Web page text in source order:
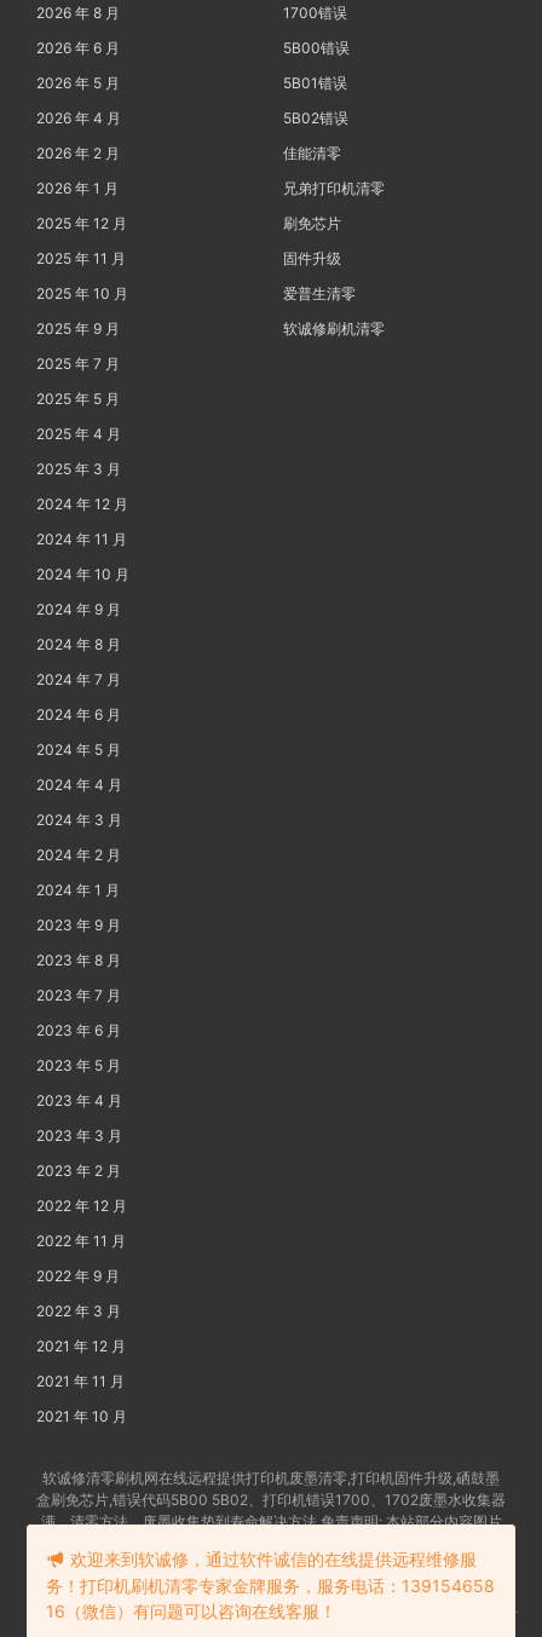
2026 年 8 月
2026 年 6 月
2026 年 5 月
2026 年 4 月
2026 年 2 月
2026 年 1 月
2025 年 12 月
2025 年 11 月
2025 年 10 月
2025 年 9 月
2025 年 7 月
2025 年 5 月
2025 年 4 月
2025 年 3 月
2024 年 12 月
2024 年 11 月
2024 年 10 月
2024 年 9 月
2024 年 8 月
2024 年 7 月
2024 年 6 月
2024 年 5 月
2024 年 4 月
2024 年 3 月
2024 年 2 月
2024 年 1 月
2023 年 9 月
2023 年 8 月
2023 年 7 月
2023 年 6 月
2023 年 5 月
2023 年 4 月
2023 年 3 月
2023 年 2 月
2022 年 12 月
2022 年 11 月
2022 年 9 月
2022 年 3 月
2021 年 12 月
2021 年 11 月
2021 年 10 月
1700错误
5B00错误
5B01错误
5B02错误
佳能清零
兄弟打印机清零
刷免芯片
固件升级
爱普生清零
软诚修刷机清零
软诚修清零刷机网在线远程提供打印机废墨清零,打印机固件升级,硒鼓墨
盒刷免芯片,错误代码5B00 5B02、打印机错误1700、1702废墨水收集器
满、清零方法、废墨收集垫到寿命解决方法 免责声明: 本站部分内容图片
4号-18
苏公网安备32058302006114号
欢迎来到软诚修，通过软件诚信的在线提供远程维修服
务！打印机刷机清零专家金牌服务，服务电话：139154658
16（微信）有问题可以咨询在线客服！